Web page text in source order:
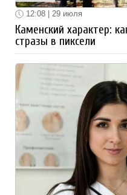
12:08 | 29 июля
Каменский характер:
стразы в пиксели